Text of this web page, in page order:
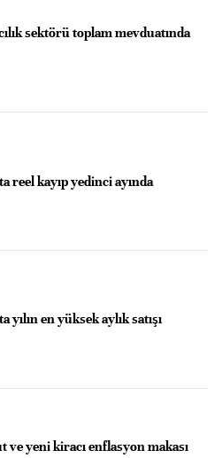
sektörü toplam mevduatında
reel kayıp yedinci ayında
yılın en yüksek aylık satışı
ve yeni kiracı enflasyon makası